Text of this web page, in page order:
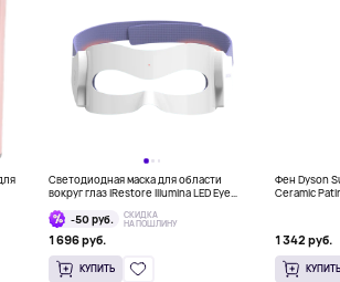
Светодиодная маска для области
вокруг глаз iRestore Illumina LED Eye
-50 руб.
СКИДКА
НА ПОШЛИНУ
1 696 руб.
КУПИТЬ
Фен Dyson
Ceramic
1 342 руб.
КУПИТЬ